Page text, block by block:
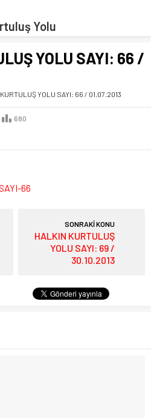
YOLU SAYI: 66 /
YOLU SAYI: 66 / 01.07.2013
680
66
SONRAKİ KONU
HALKIN KURTULUŞ
YOLU SAYI: 69 /
30.10.2013